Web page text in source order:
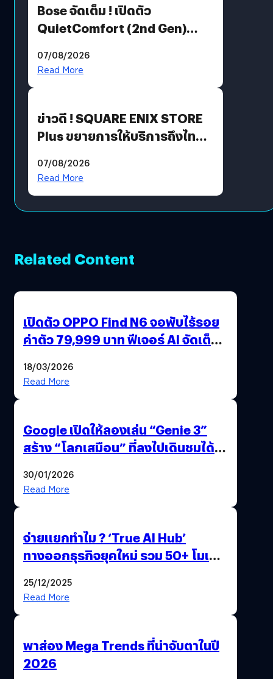
Bose จัดเต็ม ! เปิดตัว
QuietComfort (2nd Gen)
07/08/2026
Read More
ข่าวดี ! SQUARE ENIX STORE
Plus ขยายการให้บริการถึงไทย
โดยตรง
07/08/2026
Read More
Related Content
เปิดตัว OPPO Find N6 จอพับไร้รอย
ค่าตัว 79,999 บาท ฟีเจอร์ AI จัดเต็ม
18/03/2026
Read More
Google เปิดให้ลองเล่น “Genie 3”
สร้าง “โลกเสมือน” ที่ลงไปเดินชมได้
30/01/2026
Read More
จ่ายแยกทำไม ? ‘True AI Hub’
ทางออกธุรกิจยุคใหม่ รวม 50+ โมเดล
25/12/2025
Read More
พาส่อง Mega Trends ที่น่าจับตาในปี
2026